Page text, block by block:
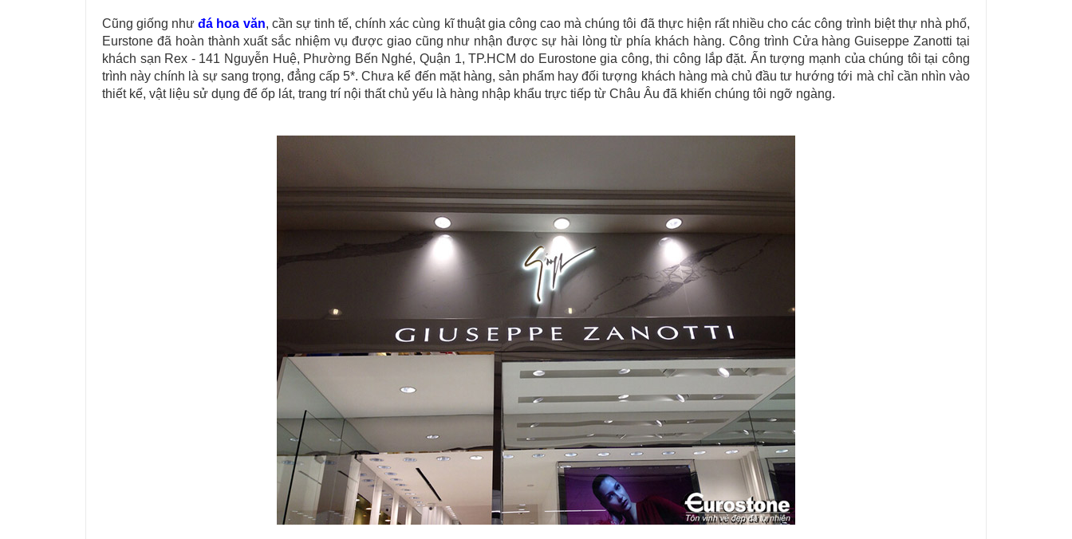
Cũng giống nhưđá hoa văn, cần sự tinh tế, chính xác cùng kĩ thuật gia công cao mà chúng tôi đã thực hiện rất nhiều cho các công trình biệt thự nhà phố,
Eurstone đã hoàn thành xuất sắc nhiệm vụ được giao cũng như nhận được sự hài lòng từ phía khách hàng. Công trình Cửa hàng Guiseppe Zanotti tại
khách sạn Rex - 141 Nguyễn Huệ, Phường Bến Nghé, Quận 1, TP.HCM do Eurostone gia công, thi công lắp đặt. Ấn tượng mạnh của chúng tôi tại công
trình này chính là sự sang trọng, đẳng cấp 5*. Chưa kể đến mặt hàng, sản phẩm hay đối tượng khách hàng mà chủ đầu tư hướng tới mà chỉ cần nhìn vào
thiết kế, vật liệu sử dụng để ốp lát, trang trí nội thất chủ yếu là hàng nhập khẩu trực tiếp từ Châu Âu đã khiến chúng tôi ngỡ ngàng.